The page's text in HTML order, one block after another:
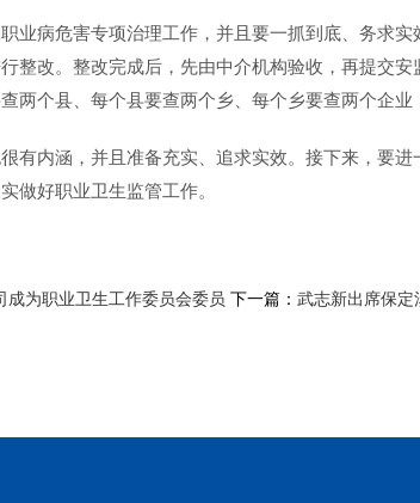
业病危害专项治理工作，并且要一抓到底、务求
整改。整改完成后，先由中介机构验收，再提交
两个县、每个县要查两个乡、每个乡要查两个企业
有内涵，并且准备充实、追求实效。接下来，要
做好职业卫生监管工作。
成为职业卫生工作委员会委员 下一篇： 武志新出席保定